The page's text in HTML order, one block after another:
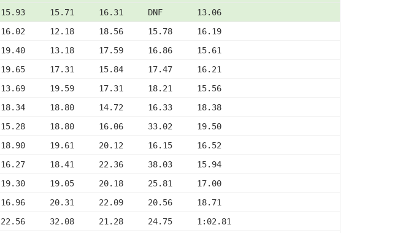
15.93     15.71     16.31     DNF       13.06
16.02     12.18     18.56     15.78     16.19
19.40     13.18     17.59     16.86     15.61
19.65     17.31     15.84     17.47     16.21
13.69     19.59     17.31     18.21     15.56
18.34     18.80     14.72     16.33     18.38
15.28     18.80     16.06     33.02     19.50
18.90     19.61     20.12     16.15     16.52
16.27     18.41     22.36     38.03     15.94
19.30     19.05     20.18     25.81     17.00
16.96     20.31     22.09     20.56     18.71
22.56     32.08     21.28     24.75     1:02.81